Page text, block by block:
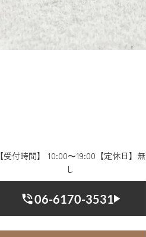
【受付時間】 10:00〜19:00【定休日】無
し
06-6170-3531